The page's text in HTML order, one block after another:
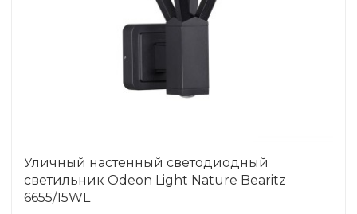
Уличный настенный светодиодный
светильник Odeon Light Nature Bearitz
6655/15WL